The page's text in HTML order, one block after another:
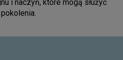
i naczyń, które mogą służyć